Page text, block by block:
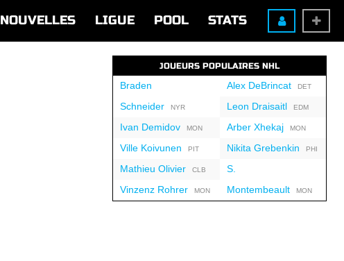
NOUVELLES LIGUE POOL STATS
JOUEURS POPULAIRES NHL
Braden
SchneiderNYR
Ivan DemidovMON
Ville Koivunen PIT
Mathieu OlivierCLB
Vinzenz RohrerMON
Alex DeBrincatDET
Leon Draisaitl EDM
Arber XhekajMON
Nikita Grebenkin PHI
S.
MontembeaultMON